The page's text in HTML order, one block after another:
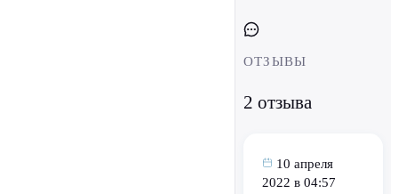
ОТЗЫВЫ
2 отзыва
10 апреля
2022 в 04:57